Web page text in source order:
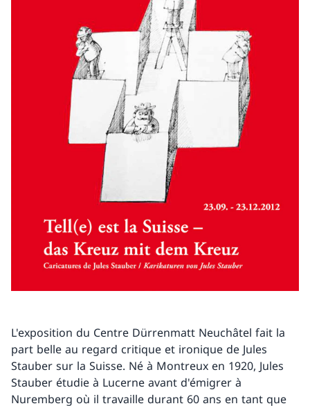
L'exposition du Centre Dürrenmatt Neuchâtel fait la
part belle au regard critique et ironique de Jules
Stauber sur la Suisse. Né à Montreux en 1920, Jules
Stauber étudie à Lucerne avant d'émigrer à
Nuremberg où il travaille durant 60 ans en tant que